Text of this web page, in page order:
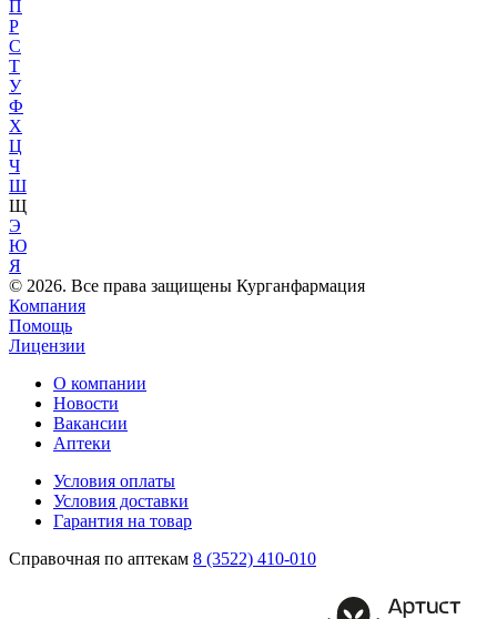
П
Р
С
Т
У
Ф
Х
Ц
Ч
Ш
Щ
Э
Ю
Я
© 2026. Все права защищены Курганфармация
Компания
Помощь
Лицензии
О компании
Новости
Вакансии
Аптеки
Условия оплаты
Условия доставки
Гарантия на товар
Справочная по аптекам 8 (3522) 410-010